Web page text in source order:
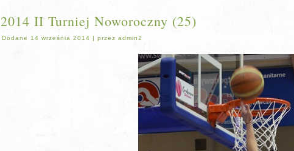
2014 II Turniej Noworoczny (25)
Dodane 14 września 2014 | przez admin2